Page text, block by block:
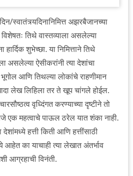
स्वातंत्र्यदिनानिमित्त अझरबैजानच्या
तिथे वास्तव्याला असलेल्या
हार्दिक शुभेच्छा. या निमित्ताने तिथे
असलेल्या ऐसीकरांनी त्या देशांचा
आणि तिथल्या लोकांचे राहणीमान
लेख लिहिला तर ते खूप चांगले होईल.
वृध्दिंगत करण्याच्या दृष्टीने तो
एक महत्वाचे पाऊल ठरेल यात शंका नाही.
हत्ती किती आणि हत्तींसाठी
आहेत का याचाही त्या लेखात अंतर्भाव
आग्रहाची विनंती.